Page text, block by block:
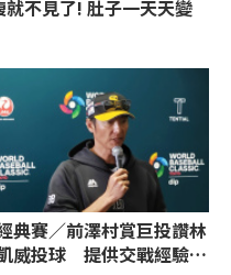
不見了! 肚子一天天變
典賽／前澤村賞巨投讚林
威投球 提供交戰經驗給